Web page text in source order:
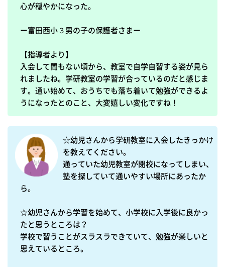
心が穏やかになった。
ー富田西小３男の子の保護者さまー
【指導者より】
入会して間もない頃から、教室で自学自習する姿が見ら
れましたね。学研教室の学習が合っているのだと感じま
す。通い始めて、おうちでも落ち着いて勉強ができるよ
うになったとのこと、大変嬉しい変化ですね！
☆幼児さんから学研教室に入会したきっかけ
を教えてください。
通っていた幼児教室が閉校になってしまい、
塾を探していて通いやすい場所にあったか
ら。
☆幼児さんから学習を始めて、小学校に入学後に良かっ
たと思うところは？
学校で習うことがスラスラできていて、勉強が楽しいと
思えているところ。